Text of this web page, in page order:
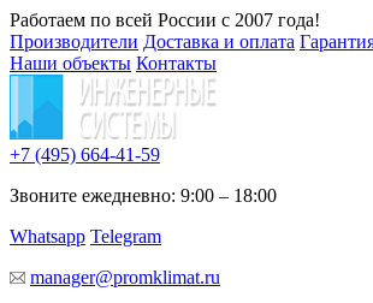
Работаем по всей России с 2007 года!
Производители Доставка и оплата
Наши объекты Контакты
+7 (495) 664-41-59
Звоните ежедневно: 9:00 – 18:00
Whatsapp Telegram
manager@promklimat.ru